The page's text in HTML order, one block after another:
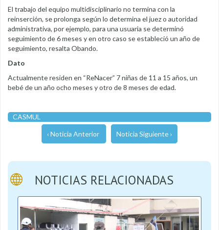
El trabajo del equipo multidisciplinario no termina con la
reinserción, se prolonga según lo determina el juez o autoridad
administrativa, por ejemplo, para una usuaria se determinó
seguimiento de 6 meses y en otro caso se estableció un año de
seguimiento, resalta Obando.
Dato
Actualmente residen en “ReNacer” 7 niñas de 11 a 15 años, un
bebé de un año ocho meses y otro de 8 meses de edad.
CASMUL
‹ Noticia Anterior Noticia Siguiente ›
NOTICIAS RELACIONADAS